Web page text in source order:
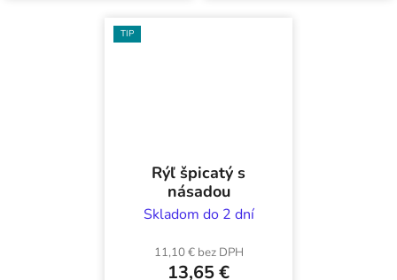
TIP
Rýľ špicatý s
násadou
Skladom do 2 dní
11,10 € bez DPH
13,65 €